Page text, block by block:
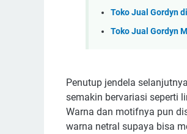
Toko Jual Gordyn
Toko Jual Gordyn
Penutup jendela
semakin bervariasi seperti
Warna dan motifnya pun
warna netral supaya bisa